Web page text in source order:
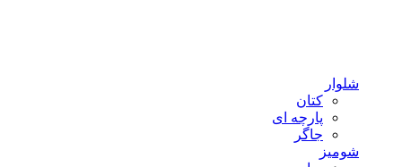
شلوار
کتان
پارچه ای
جاگر
شومیز